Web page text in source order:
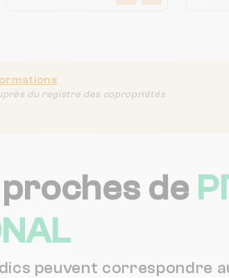
du registre des copropriétés
de
peuvent correspondre